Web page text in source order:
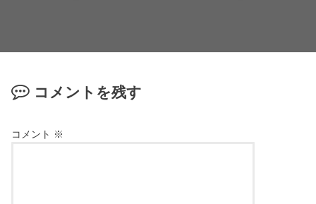
コメントを残す
コメント ※